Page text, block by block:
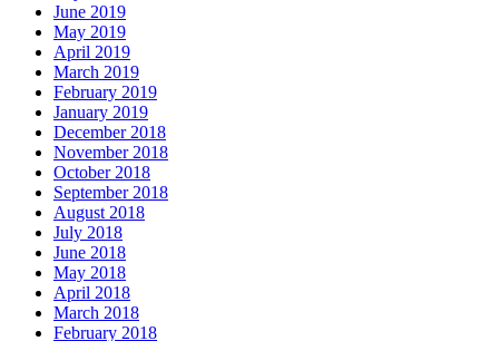
June 2019
May 2019
April 2019
March 2019
February 2019
January 2019
December 2018
November 2018
October 2018
September 2018
August 2018
July 2018
June 2018
May 2018
April 2018
March 2018
February 2018